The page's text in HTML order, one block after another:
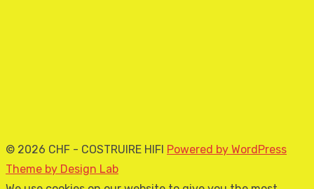
© 2026 CHF - COSTRUIRE HIFI Powered by WordPress
Theme by Design Lab